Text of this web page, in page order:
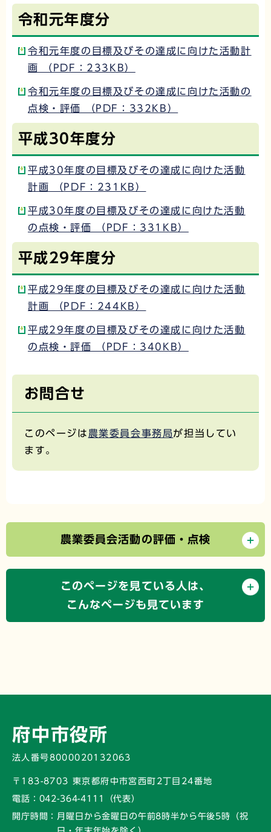
令和元年度分
令和元年度の目標及びその達成に向けた活動計
画 （PDF：233KB）
令和元年度の目標及びその達成に向けた活動の
点検・評価 （PDF：332KB）
平成30年度分
平成30年度の目標及びその達成に向けた活動
計画 （PDF：231KB）
平成30年度の目標及びその達成に向けた活動
の点検・評価 （PDF：331KB）
平成29年度分
平成29年度の目標及びその達成に向けた活動
計画 （PDF：244KB）
平成29年度の目標及びその達成に向けた活動
の点検・評価 （PDF：340KB）
お問合せ
このページは 農業委員会事務局が担当してい
ます。
農業委員会活動の評価・点検
このページを見ている人は、
こんなページも見ています
府中市役所
法人番号8000020132063
〒183-8703 東京都府中市宮西町2丁目24番地
電話： 042-364-4111（代表）
開庁時間： 月曜日から金曜日の午前8時半から午後5時 （祝